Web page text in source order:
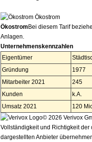
Ökostrom
Ökostrom Bei diesem Tarif
Anlagen.
Unternehmenskennzahlen
Eigentümer
Gründung
1977
Mitarbeiter 2021
245
Kunden
k.A.
Umsatz 2021
120
© 2026 Verivox
Vollständigkeit und Richtigkeit
dargestellten Anbieter